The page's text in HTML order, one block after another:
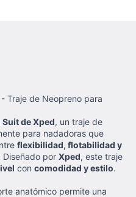
Traje de Neopreno para
de Xped, un traje de
para nadadoras que
flexibilidad, flotabilidad y
Diseñado por Xped, este traje
con comodidad y estilo.
anatómico permite una